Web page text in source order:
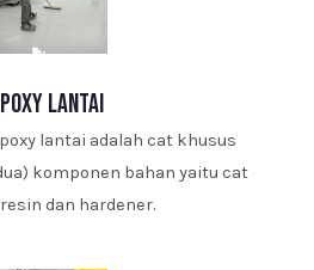
lantai
lantai adalah cat khusus
komponen bahan yaitu cat
dan hardener.